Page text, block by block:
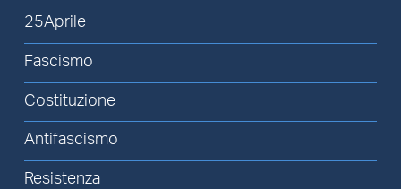
25Aprile
Fascismo
Costituzione
Antifascismo
Resistenza